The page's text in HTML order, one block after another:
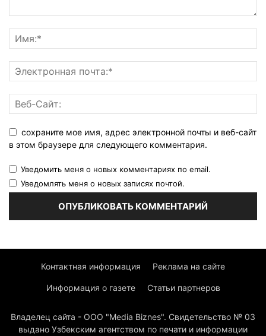
сохраните мое имя, адрес электронной почты и веб-сайт
в этом браузере для следующего комментария.
Уведомить меня о новых комментариях по email.
Уведомлять меня о новых записях почтой.
Контактная информация Реклама на сайте
Информация о газете Статьи партнеров
Владелец сайта - ООО "Media Biznes". Свидетельство № 03
выдано Узбекским агентством по печати и информации